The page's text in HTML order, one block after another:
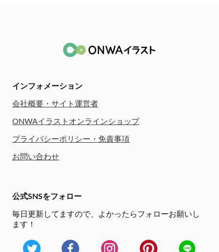
インフォメーション
会社概要・サイト運営者
ONWAイラストオンラインショップ
プライバシーポリシー・免責事項
お問い合わせ
公式SNSをフォロー
毎日更新してますので、
よかったらフォローお願いし
ます！